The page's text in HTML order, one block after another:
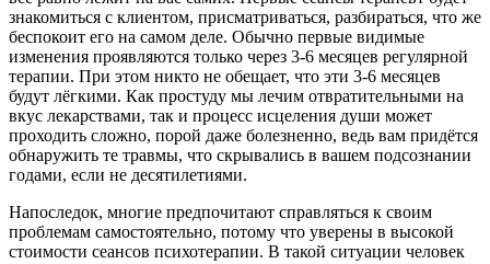
знакомиться с клиентом, присматриваться, разбираться, что же
беспокоит его на самом деле. Обычно первые видимые
изменения проявляются только через 3-6 месяцев регулярной
терапии. При этом никто не обещает, что эти 3-6 месяцев
будут лёгкими. Как простуду мы лечим отвратительными на
вкус лекарствами, так и процесс исцеления души может
проходить сложно, порой даже болезненно, ведь вам придётся
обнаружить те травмы, что скрывались в вашем подсознании
годами, если не десятилетиями.
Напоследок, многие предпочитают справляться к своим
проблемам самостоятельно, потому что уверены в высокой
стоимости сеансов психотерапии. В такой ситуации человек